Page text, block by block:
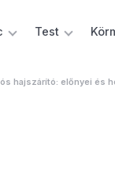
Test
hajszárító: előnyei és